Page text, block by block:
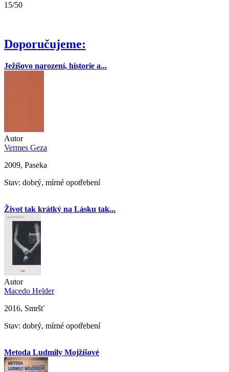
15/50
Doporučujeme:
Ježíšovo narození, historie a...
Autor
Vermes Geza
2009, Paseka
Stav: dobrý, mírné opotřebení
Život tak krátký na Lásku tak...
Autor
Macedo Helder
2016, Smršť
Stav: dobrý, mírné opotřebení
Metoda Ludmily Mojžíšové